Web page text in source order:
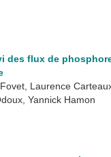
des flux de
Laurence
Yannick Hamon